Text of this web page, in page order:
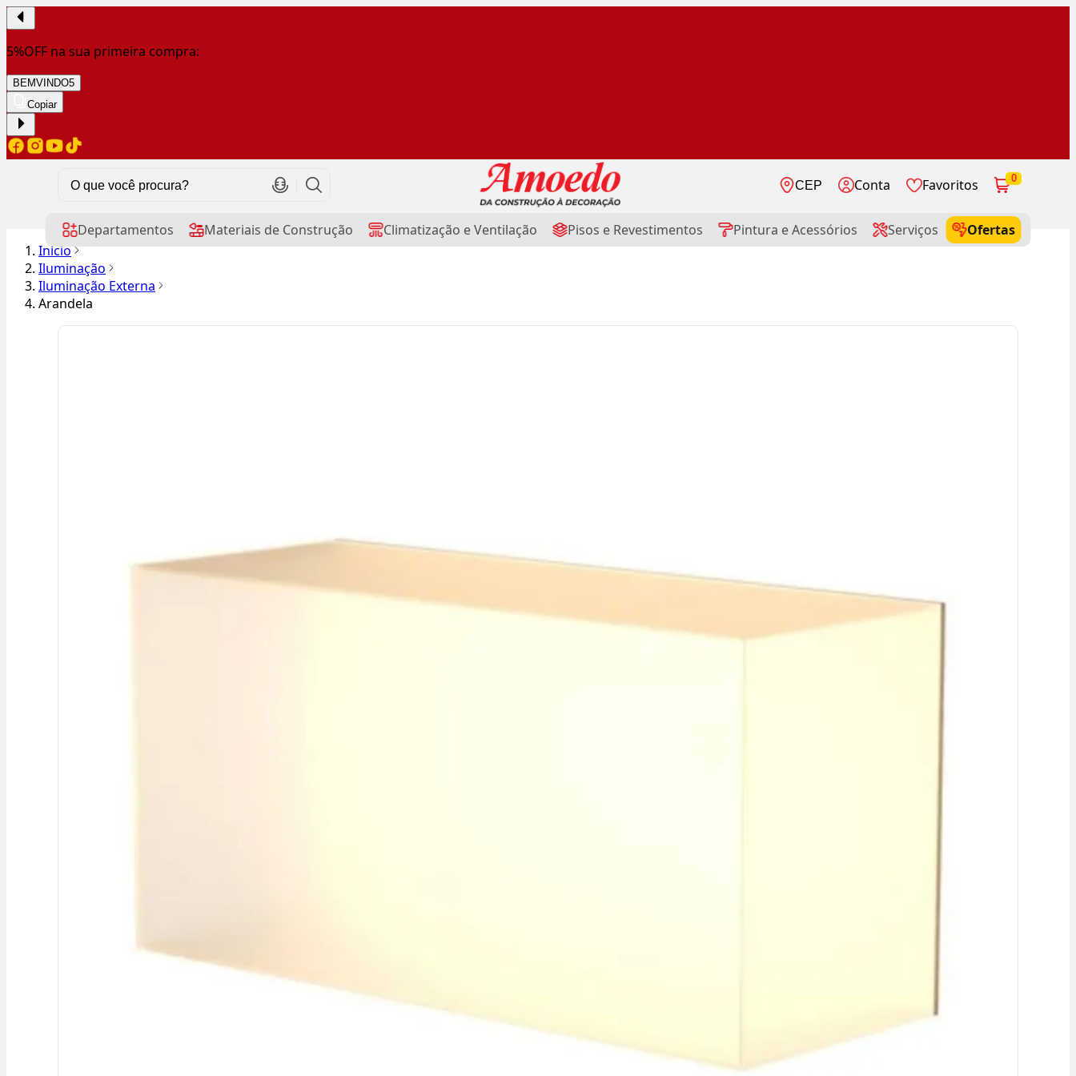
5%OFF na sua primeira compra:
BEMVINDO5
Copiar
CEP Conta Favoritos 0
Departamentos Materiais de Construção Climatização e Ventilação Pisos e Revestimentos Pintura e Acessórios Serviços
Ofertas
Início
Iluminação
Iluminação Externa
Arandela